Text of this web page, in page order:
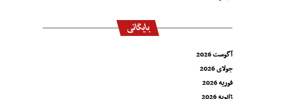
بایگانی
آگوست 2026
جولای 2026
فوریه 2026